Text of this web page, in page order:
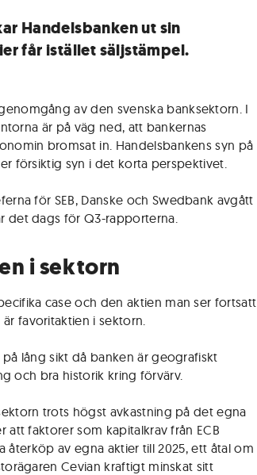
Handelsbanken ut sin
får istället säljstämpel.
av den svenska banksektorn. I
är på väg ned, att bankernas
bromsat in. Handelsbankens syn på
försiktig syn i det korta perspektivet.
för SEB, Danske och Swedbank avgått
det dags för Q3-rapporterna.
i sektorn
case och den aktien man ser fortsatt
är favoritaktien i sektorn.
lång sikt då banken är geografiskt
och bra historik kring förvärv.
trots högst avkastning på det egna
att faktorer som kapitalkrav från ECB
återköp av egna aktier till 2025, ett åtal om
Cevian kraftigt minskat sitt